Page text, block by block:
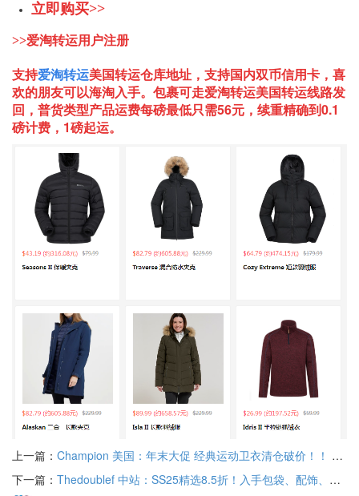
立即购买>>
>>爱淘转运用户注册
支持爱淘转运美国转运仓库地址，支持国内双币信用卡，喜
欢的朋友可以海淘入手。包裹可走爱淘转运美国转运线路发
回，普货类型产品运费每磅最低只需56元，续重精确到0.1
磅计费，1磅起运。
上一篇： Champion 美国：年末大促 经典运动卫衣清仓破价！！ 低至2.5折+额外7折
下一篇： Thedoublef 中站：SS25精选8.5折！入手包袋、配饰、鞋履等 Gucci、Prada 折扣好久不见